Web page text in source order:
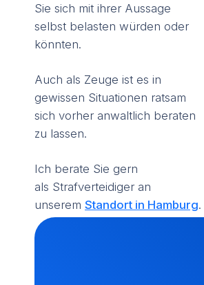
Sie sich mit ihrer Aussage
selbst belasten würden oder
könnten.
Auch als Zeuge ist es in
gewissen Situationen ratsam
sich vorher anwaltlich beraten
zu lassen.
Ich berate Sie gern
als Strafverteidiger an
unserem Standort in Hamburg.